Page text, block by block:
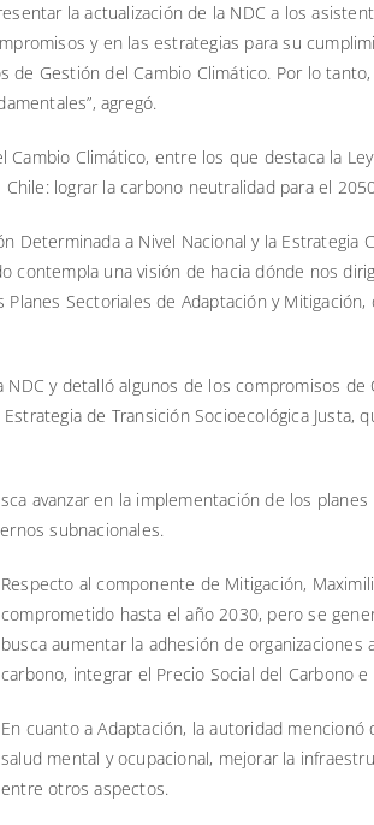
la actualización de la NDC a los
y en las estrategias para su
de Gestión del Cambio Climático. Por lo
agregó.
Climático, entre los que destaca la
lograr la carbono neutralidad para el
Determinada a Nivel Nacional y la
contempla una visión de hacia dónde nos
Sectoriales de Adaptación y
y detalló algunos de los compromisos
de Transición Socioecológica
avanzar en la implementación de los
subnacionales.
Respecto al componente de Mitigación,
comprometido hasta el año 2030, pero se
busca aumentar la adhesión de
carbono, integrar el Precio Social del Carbono
En cuanto a Adaptación, la autoridad
salud mental y ocupacional, mejorar la
entre otros aspectos.